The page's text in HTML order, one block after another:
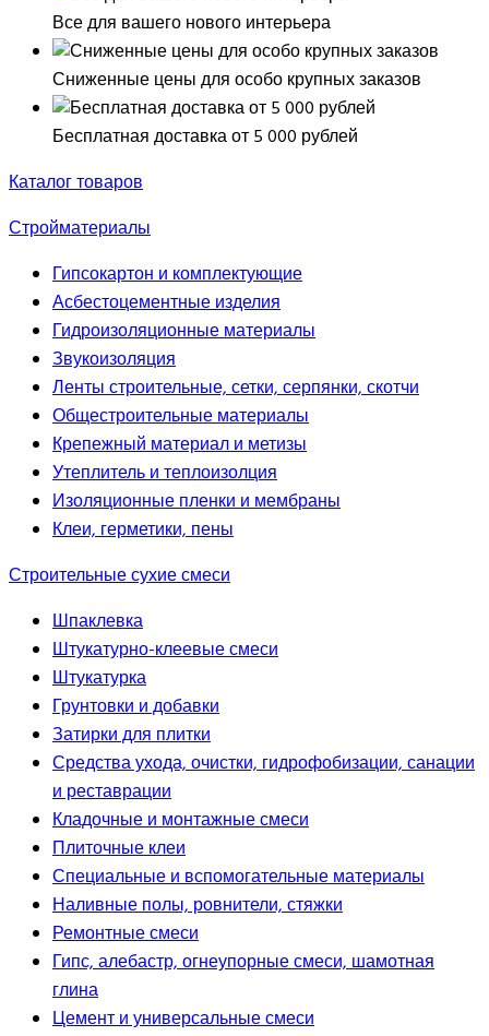
Все для вашего нового интерьера
Сниженные цены для особо крупных заказов
Бесплатная доставка от 5 000 рублей
Каталог товаров
Стройматериалы
Гипсокартон и комплектующие
Асбестоцементные изделия
Гидроизоляционные материалы
Звукоизоляция
Ленты строительные, сетки, серпянки, скотчи
Общестроительные материалы
Крепежный материал и метизы
Утеплитель и теплоизолция
Изоляционные пленки и мембраны
Клеи, герметики, пены
Строительные сухие смеси
Шпаклевка
Штукатурно-клеевые смеси
Штукатурка
Грунтовки и добавки
Затирки для плитки
Средства ухода, очистки, гидрофобизации, санации
и реставрации
Кладочные и монтажные смеси
Плиточные клеи
Специальные и вспомогательные материалы
Наливные полы, ровнители, стяжки
Ремонтные смеси
Гипс, алебастр, огнеупорные смеси, шамотная
глина
Цемент и универсальные смеси